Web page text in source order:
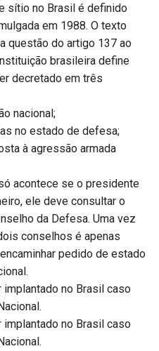
sítio no Brasil é definido
em 1988. O texto
questão do artigo 137 ao
brasileira define
decretado em três
nacional;
no estado de defesa;
à agressão armada
acontece se o presidente
ele deve consultar o
da Defesa. Uma vez
conselhos é apenas
pedido de estado
no Brasil caso
no Brasil caso